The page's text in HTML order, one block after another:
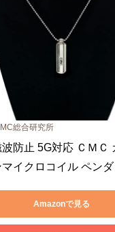
総合研究所
波防止 5G対応 ＣＭＣ
イクロコイル ペンダ
Amazonで見る